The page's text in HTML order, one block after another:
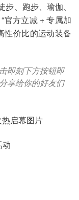
、跑步、瑜伽、
官方立减 + 专属加
性价比的运动装备
即刻下方按钮即
享给你的好友们
动